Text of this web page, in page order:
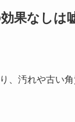
果なしは
、汚れや古い